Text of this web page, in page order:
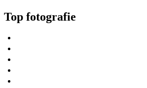
Top fotografie